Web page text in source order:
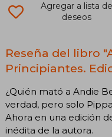
Agregar a lista de
deseos
Reseña del libro
Principiantes.
¿Quién mató a Andie
verdad, pero solo
Ahora en una edición
inédita de la autora.